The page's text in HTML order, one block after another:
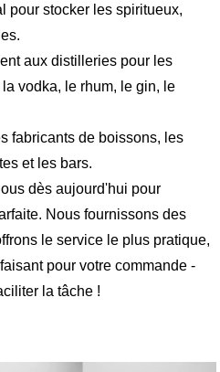
pour stocker les spiritueux,
aux distilleries pour les
vodka, le rhum, le gin, le
fabricants de boissons, les
et les bars.
dès aujourd'hui pour
Nous fournissons des
le service le plus pratique,
pour votre commande -
la tâche !